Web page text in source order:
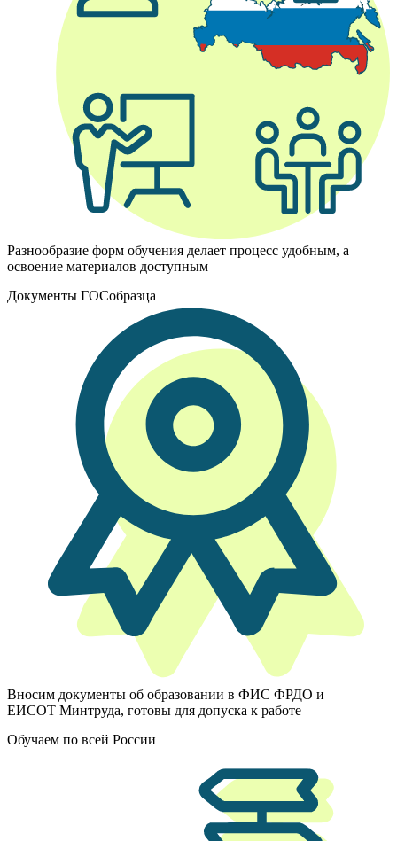
Разнообразие форм обучения делает процесс удобным, а
освоение материалов доступным
Документы ГОСобразца
Вносим документы об образовании в ФИС ФРДО и
ЕИСОТ Минтруда, готовы для допуска к работе
Обучаем по всей России